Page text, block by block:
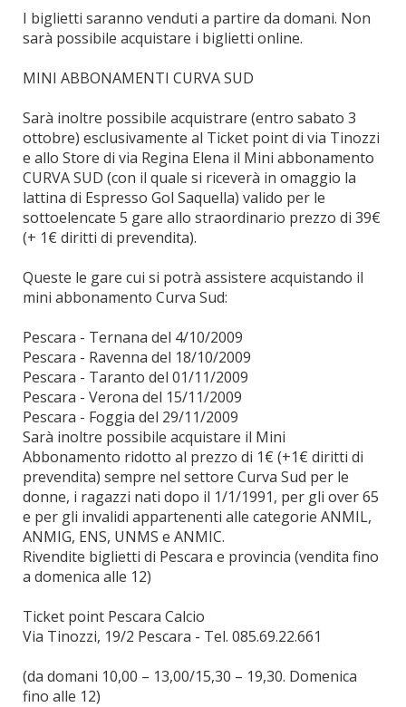
I biglietti saranno venduti a partire da domani. Non
sarà possibile acquistare i biglietti online.
MINI ABBONAMENTI CURVA SUD
Sarà inoltre possibile acquistrare (entro sabato 3
ottobre) esclusivamente al Ticket point di via Tinozzi
e allo Store di via Regina Elena il Mini abbonamento
CURVA SUD (con il quale si riceverà in omaggio la
lattina di Espresso Gol Saquella) valido per le
sottoelencate 5 gare allo straordinario prezzo di 39€
(+ 1€ diritti di prevendita).
Queste le gare cui si potrà assistere acquistando il
mini abbonamento Curva Sud:
Pescara - Ternana del 4/10/2009
Pescara - Ravenna del 18/10/2009
Pescara - Taranto del 01/11/2009
Pescara - Verona del 15/11/2009
Pescara - Foggia del 29/11/2009
Sarà inoltre possibile acquistare il Mini
Abbonamento ridotto al prezzo di 1€ (+1€ diritti di
prevendita) sempre nel settore Curva Sud per le
donne, i ragazzi nati dopo il 1/1/1991, per gli over 65
e per gli invalidi appartenenti alle categorie ANMIL,
ANMIG, ENS, UNMS e ANMIC.
Rivendite biglietti di Pescara e provincia (vendita fino
a domenica alle 12)
Ticket point Pescara Calcio
Via Tinozzi, 19/2 Pescara - Tel. 085.69.22.661
(da domani 10,00 – 13,00/15,30 – 19,30. Domenica
fino alle 12)